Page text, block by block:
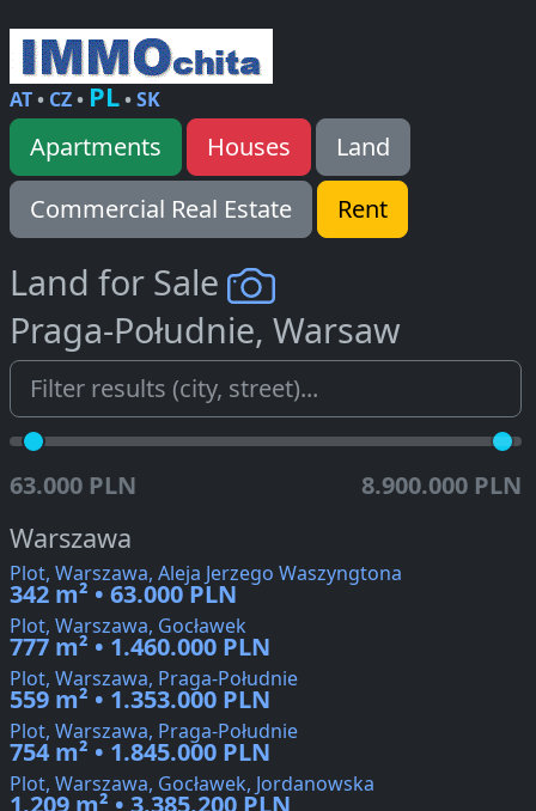
AT• CZ• PL•SK
Apartments Houses
Land
Commercial Real Estate
Rent
Land for Sale
Praga-Południe, Warsaw
63.000 PLN 8.900.000 PLN
Warszawa
Plot, Warszawa, Aleja Jerzego Waszyngtona
342 m² • 63.000 PLN
Plot, Warszawa, Gocławek
777 m² • 1.460.000 PLN
Plot, Warszawa, Praga-Południe
559 m² • 1.353.000 PLN
Plot, Warszawa, Praga-Południe
754 m² • 1.845.000 PLN
Plot, Warszawa, Gocławek, Jordanowska